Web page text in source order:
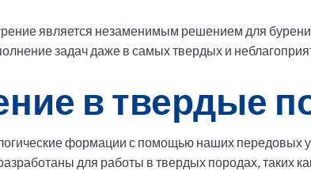
является незаменимым решением для
задач даже в самых твердых и
в твердые
формации с помощью наших передовых
для работы в твердых породах, таких